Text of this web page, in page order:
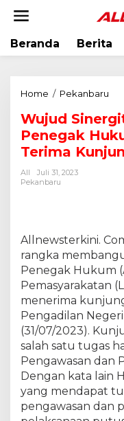
Beranda Berita
Home / Pekanbaru
j
u
d
i
t
a
s
D
e
n
g
n
A
p
a
Wujud
Penegak
Terima
All
Juli 31, 2023
Pekanbaru
Allnewsterkini.
rangka
Penegak Hukum
Pemasyarakatan
menerima
Pengadilan
(31/07/2023).
salah satu tugas
Pengawasan dan
Dengan kata lain
yang mendapat
pengawasan dan